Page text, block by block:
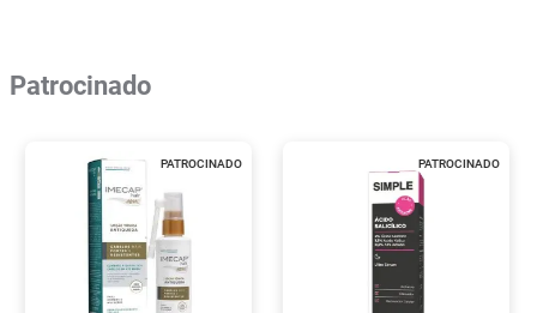
Patrocinado
PATROCINADO PATROCINADO